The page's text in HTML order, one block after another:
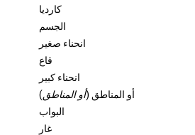
كارديا
الجسم
انحناء صغير
قاع
انحناء كبير
أو المناطق (أو المناطق)
البواب
غار